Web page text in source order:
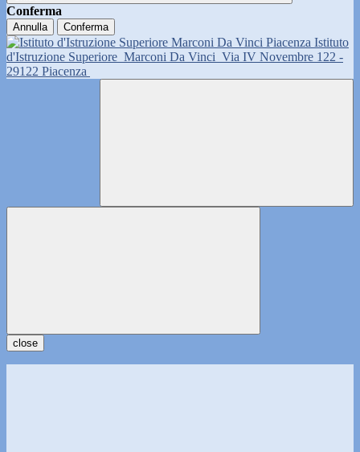
Conferma
Annulla Conferma
Istituto
d'Istruzione Superiore Marconi Da Vinci Via IV Novembre 122 -
29122 Piacenza
close